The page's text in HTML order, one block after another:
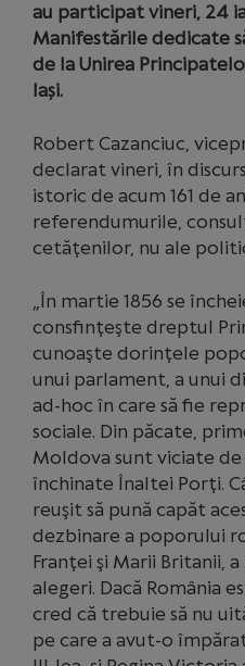
au participat vineri, 24
Manifestările dedicate
de la Unirea
Iași.
Robert Cazanciuc,
declarat vineri, în
istoric de acum 161 de
referendumurile,
cetăţenilor, nu ale
„În martie 1856 se
consfinţeşte dreptul
cunoaşte dorinţele
unui parlament, a unui
ad-hoc în care să fie
sociale. Din păcate,
Moldova sunt viciate
închinate Înaltei Porţi.
reuşit să pună capăt
dezbinare a poporului
Franţei şi Marii Britanii,
alegeri. Dacă România
cred că trebuie să nu
pe care a avut-o